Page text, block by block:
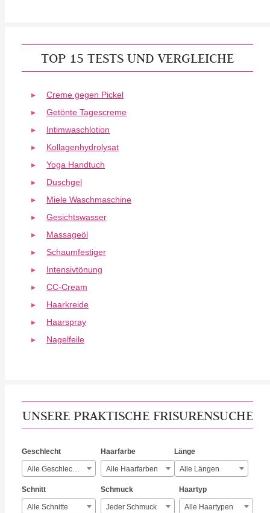
TOP 15 TESTS UND VERGLEICHE
Creme gegen Pickel
Getönte Tagescreme
Intimwaschlotion
Kollagenhydrolysat
Yoga Handtuch
Duschgel
Miele Waschmaschine
Gesichtswasser
Massageöl
Schaumfestiger
Intensivtönung
CC-Cream
Haarkreide
Haarspray
Nagelfeile
UNSERE PRAKTISCHE FRISURENSUCHE
Geschlecht
Alle Geschlechter
Haarfarbe
Alle Haarfarben
Länge
Alle Längen
Schnitt
Alle Schnitte
Schmuck
Jeder Schmuck
Haartyp
Alle Haartypen